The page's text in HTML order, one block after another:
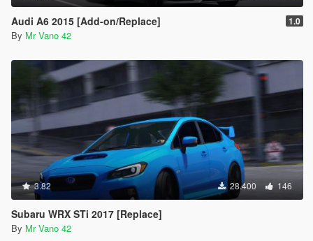
Audi A6 2015 [Add-on/Replace] 1.0
By Mr Vano 42
3.82 28.400 146
Subaru WRX STi 2017 [Replace]
By Mr Vano 42